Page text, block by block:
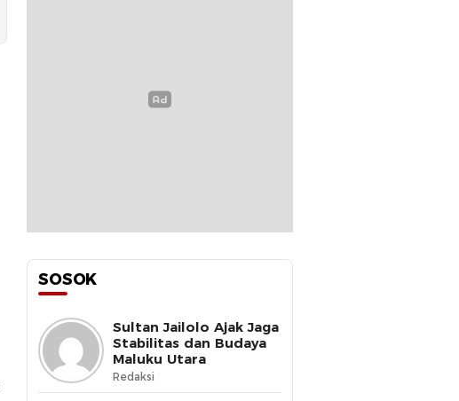
SOSOK
Sultan Jailolo Ajak Jaga
Stabilitas dan Budaya
Maluku Utara
Redaksi